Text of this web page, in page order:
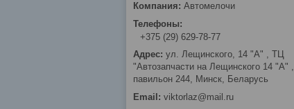
Автомелочи
+375 (29) 629-78-77
ул. Лещинского, 14 "А" , ТЦ
"Автозапчасти на Лещинcкого 14 "A" ,
павильон 244, Минск, Беларусь
viktorlaz@mail.ru